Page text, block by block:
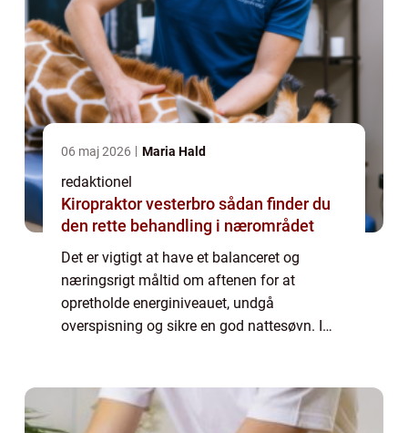
06 maj 2026 Maria Hald
redaktionel
Kiropraktor vesterbro sådan finder du
den rette behandling i nærområdet
Det er vigtigt at have et balanceret og
næringsrigt måltid om aftenen for at
opretholde energiniveauet, undgå
overspisning og sikre en god nattesøvn. I